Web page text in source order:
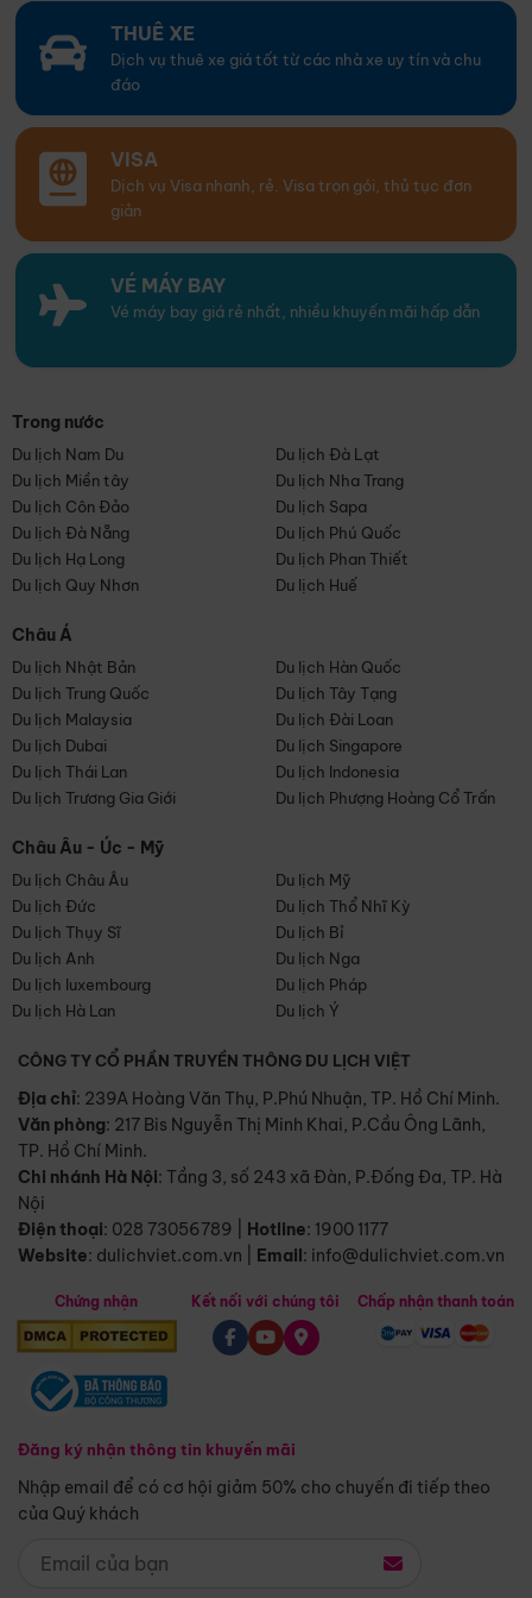
THUÊ XE
Dịch vụ thuê xe giá tốt từ các nhà xe uy tín và chu
đáo
VISA
Dịch vụ Visa nhanh, rẻ. Visa trọn gói, thủ tục đơn
giản
VÉ MÁY BAY
Vé máy bay giá rẻ nhất, nhiều khuyến mãi hấp dẫn
Trong nước
Du lịch Nam Du
Du lịch Đà Lạt
Du lịch Miền tây
Du lịch Nha Trang
Du lịch Côn Đảo
Du lịch Sapa
Du lịch Đà Nẵng
Du lịch Phú Quốc
Du lịch Hạ Long
Du lịch Phan Thiết
Du lịch Quy Nhơn
Du lịch Huế
Châu Á
Du lịch Nhật Bản
Du lịch Hàn Quốc
Du lịch Trung Quốc
Du lịch Tây Tạng
Du lịch Malaysia
Du lịch Đài Loan
Du lịch Dubai
Du lịch Singapore
Du lịch Thái Lan
Du lịch Indonesia
Du lịch Trương Gia Giới
Du lịch Phượng Hoàng Cổ Trấn
Châu Âu - Úc - Mỹ
Du lịch Châu Âu
Du lịch Mỹ
Du lịch Đức
Du lịch Thổ Nhĩ Kỳ
Du lịch Thụy Sĩ
Du lịch Bỉ
Du lịch Anh
Du lịch Nga
Du lịch luxembourg
Du lịch Pháp
Du lịch Hà Lan
Du lịch Ý
CÔNG TY CỔ PHẦN TRUYỀN THÔNG DU LỊCH VIỆT
Địa chỉ: 239A Hoàng Văn Thụ, P.Phú Nhuận, TP. Hồ Chí Minh.
Văn phòng: 217 Bis Nguyễn Thị Minh Khai, P.Cầu Ông Lãnh,
TP. Hồ Chí Minh.
Chi nhánh Hà Nội: Tầng 3, số 243 xã Đàn, P.Đống Đa, TP. Hà
Nội
Điện thoại: 028 73056789 Hotline: 1900 1177
Website: dulichviet.com.vn Email: info@dulichviet.com.vn
Chứng nhận
Đăng ký nhận thông tin khuyến mãi
Nhập email để có cơ hội giảm 50% cho chuyến đi tiếp theo
của Quý khách
Kết nối với chúng tôi Chấp nhận thanh toán